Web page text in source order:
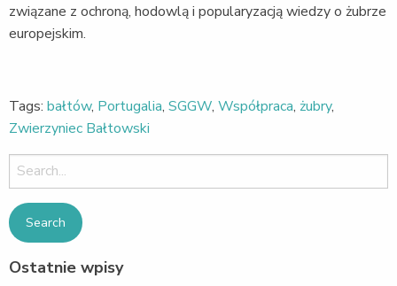
związane z ochroną, hodowlą i popularyzacją wiedzy o żubrze
europejskim.
Tags: bałtów, Portugalia, SGGW, Współpraca, żubry,
Zwierzyniec Bałtowski
Search
for:
Ostatnie wpisy